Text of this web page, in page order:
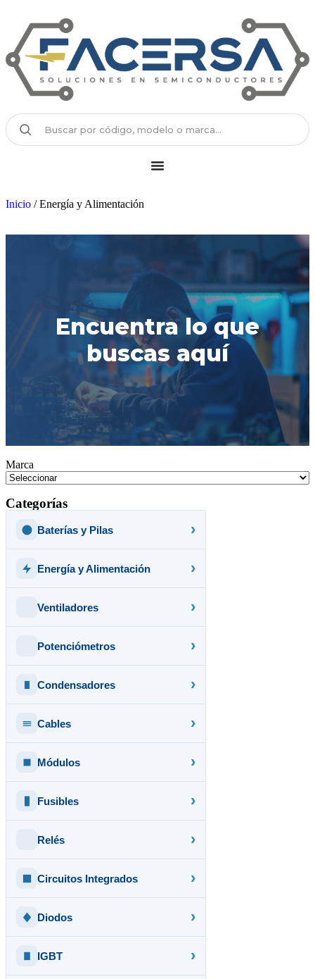
Inicio / Energía y Alimentación
Encuentra lo que
buscas aquí
Marca
Categorías
Baterías y Pilas
Energía y Alimentación
Ventiladores
Potenciómetros
Condensadores
Cables
Módulos
Fusibles
Relés
Circuitos Integrados
Diodos
IGBT